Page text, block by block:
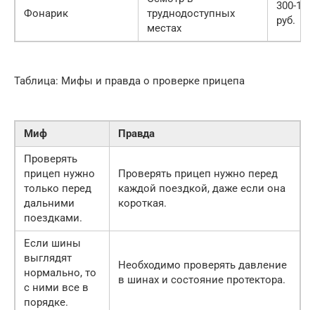
Фонарик
труднодоступных
местах
300-
руб.
Таблица: Мифы и правда о проверке прицепа
Миф
Правда
Проверять
прицеп нужно
только перед
дальними
поездками.
Проверять прицеп нужно перед
каждой поездкой, даже если она
короткая.
Если шины
выглядят
нормально, то
с ними все в
порядке.
Необходимо проверять давление
в шинах и состояние протектора.